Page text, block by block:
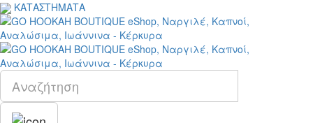
ΚΑΤΑΣΤΗΜΑΤΑ